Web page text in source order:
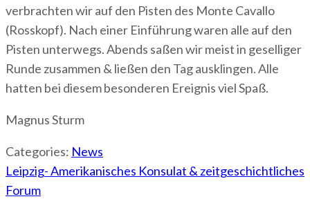
verbrachten wir auf den Pisten des Monte Cavallo
(Rosskopf). Nach einer Einführung waren alle auf den
Pisten unterwegs. Abends saßen wir meist in geselliger
Runde zusammen & ließen den Tag ausklingen. Alle
hatten bei diesem besonderen Ereignis viel Spaß.
Magnus Sturm
Categories: News
Beitragsnavigation
Leipzig- Amerikanisches Konsulat & zeitgeschichtliches
Forum